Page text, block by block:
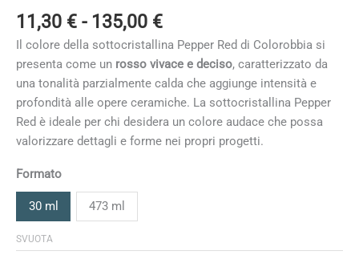
11,30 € - 135,00 €Fascia
di
prezzo:
da
11,30 €
a
135,00 €
Il colore della sottocristallina Pepper Red di Colorobbia si
presenta come un rosso vivace e deciso, caratterizzato da
una tonalità parzialmente calda che aggiunge intensità e
profondità alle opere ceramiche. La sottocristallina Pepper
Red è ideale per chi desidera un colore audace che possa
valorizzare dettagli e forme nei propri progetti.
Formato
30 ml 473 ml
SVUOTA